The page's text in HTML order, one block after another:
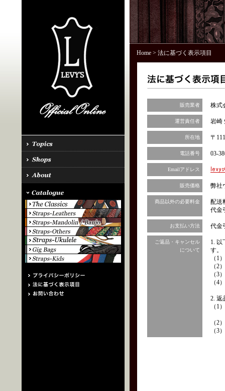
Home> 法に基づく表示項目
販売業者 株式
運営責任者 岩崎
所在地 〒
電話番号 03-
Emailアドレス
販売価格 弊社
商品以外の必要料金
配送
代金
お支払い方法 代金
ご返品・キャンセル
について
1. 以
す。
（1
（2
（3
（4
2. 返
（1）
（2
（3